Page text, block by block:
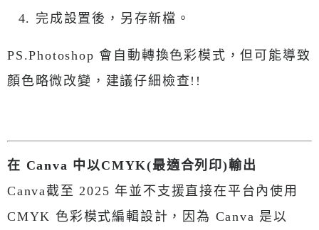
完成設置後，另存新檔。
PS.Photoshop 會自動轉換色彩模式，但可能導致
顏色略微改變，建議仔細檢查!!
在 Canva 中以CMYK(最適合列印)輸出
Canva截至 2025 年並不支援直接在平台內使用
CMYK 色彩模式編輯設計，因為 Canva 是以